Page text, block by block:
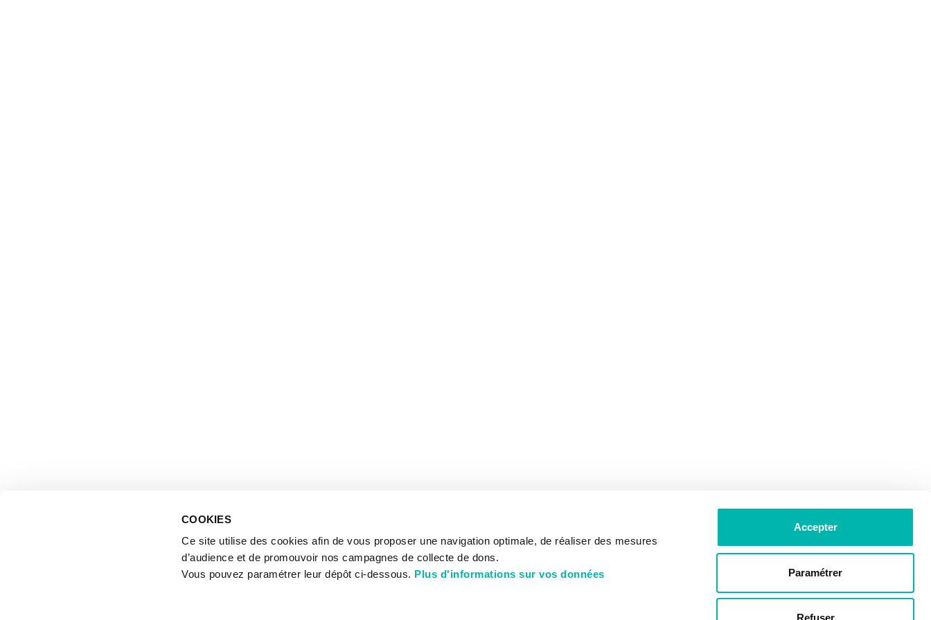
COOKIES
Ce site utilise des cookies afin de vous proposer une navigation optimale, de réaliser des mesures
d’audience et de promouvoir nos campagnes de collecte de dons.
Vous pouvez paramétrer leur dépôt ci-dessous. Plus d'informations sur vos données
Accepter
Paramétrer
Refuser